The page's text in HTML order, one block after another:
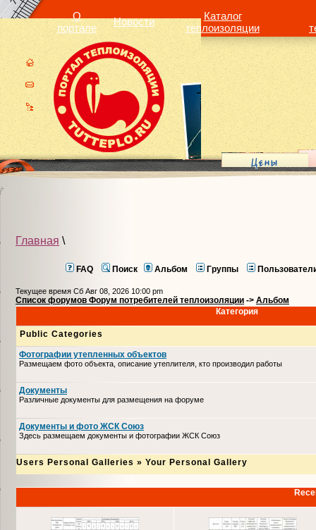
О
портале
Новости
Каталог
теплоизоляции
Главная \
FAQ Поиск Альбом Группы
Текущее время Сб Авг 08, 2026 10:00 pm
Список форумов Форум потребителей теплоизоляции -> Альбом
Категория
Public Categories
Фотографии утепленных объектов
Размещаем фото объекта, описание утеплителя, кто производил работы
Документы
Различные документы для размещения на форуме
Документы и фото ЖСК Союз
Здесь размещаем документы и фотографии ЖСК Союз
Users Personal Galleries » Your Personal Gallery